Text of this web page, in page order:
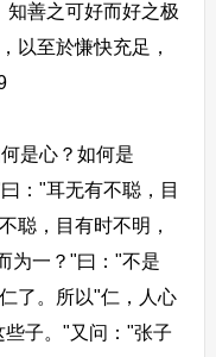
知善之可好而好之极
以至於慊快充足，
是心？如何是
："耳无有不聪，目
聪，目有时不明，
为一？"曰："不是
了。所以"仁，人心
子。"又问："张子